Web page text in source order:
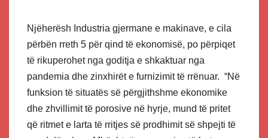
Njëherësh Industria gjermane e makinave, e cila
përbën rreth 5 për qind të ekonomisë, po përpiqet
të rikuperohet nga goditja e shkaktuar nga
pandemia dhe zinxhirët e furnizimit të rrënuar. “Në
funksion të situatës së përgjithshme ekonomike
dhe zhvillimit të porosive në hyrje, mund të pritet
që ritmet e larta të rritjes së prodhimit së shpejti të